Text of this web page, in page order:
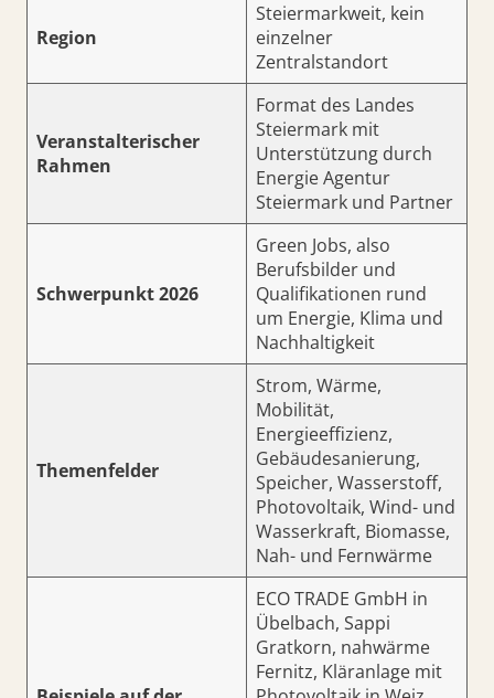
Region
Steiermarkweit, kein
einzelner
Zentralstandort
Veranstalterischer
Rahmen
Format des Landes
Steiermark mit
Unterstützung durch
Energie Agentur
Steiermark und Partner
Schwerpunkt 2026
Green Jobs, also
Berufsbilder und
Qualifikationen rund
um Energie, Klima und
Nachhaltigkeit
Themenfelder
Strom, Wärme,
Mobilität,
Energieeffizienz,
Gebäudesanierung,
Speicher, Wasserstoff,
Photovoltaik, Wind- und
Wasserkraft, Biomasse,
Nah- und Fernwärme
ECO TRADE GmbH in
Übelbach, Sappi
Gratkorn, nahwärme
Fernitz, Kläranlage mit